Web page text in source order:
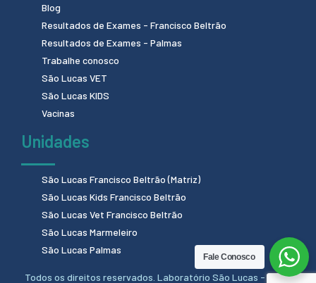
Blog
Resultados de Exames - Francisco Beltrão
Resultados de Exames - Palmas
Trabalhe conosco
São Lucas VET
São Lucas KIDS
Vacinas
Unidades
São Lucas Francisco Beltrão (Matriz)
São Lucas Kids Francisco Beltrão
São Lucas Vet Francisco Beltrão
São Lucas Marmeleiro
São Lucas Palmas
Todos os direitos reservados. Laboratório São Lucas - 2024.
Fale Conosco